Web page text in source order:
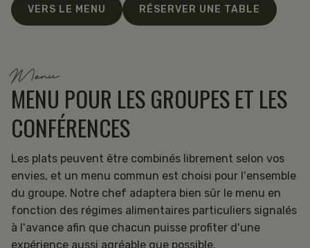
VERS LE MENU RÉSERVER UNE TABLE
Menu
MENU POUR LES GROUPES ET LES
CONFÉRENCES
Les plats peuvent être combinés librement selon vos
envies, et un menu commun est choisi pour l'ensemble
du groupe. Notre chef adaptera bien sûr le menu en
fonction des régimes alimentaires particuliers signalés
à l'avance afin que chacun puisse profiter d'une
expérience aussi agréable que possible.